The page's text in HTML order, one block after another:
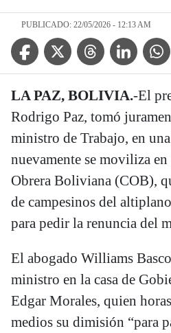
PUBLICADO: 22/05/2026 - 12:13 AM
Facebook IconTwitter IconThreads IconLinkedin Icon
LA PAZ, BOLIVIA.-El
Rodrigo Paz, tomó
ministro de Trabajo, en
nuevamente se moviliza
Obrera Boliviana (COB),
de campesinos del
para pedir la renuncia del
El abogado Williams
ministro en la casa de
Edgar Morales, quien
medios su dimisión “para